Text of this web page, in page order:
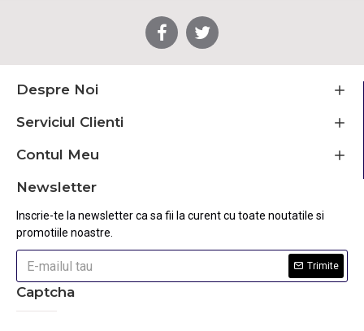
Despre Noi
Serviciul Clienti
Contul Meu
Newsletter
Inscrie-te la newsletter ca sa fii la curent cu toate noutatile si
promotiile noastre.
Trimite
Captcha